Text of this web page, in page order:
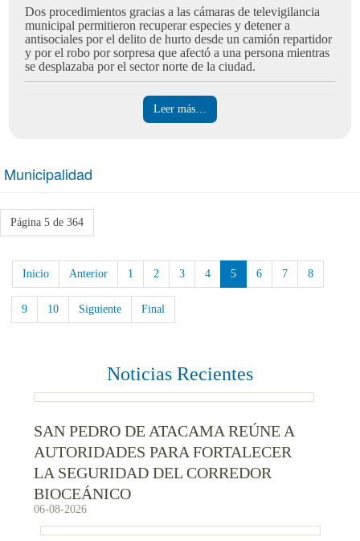
Dos procedimientos gracias a las cámaras de televigilancia
municipal permitieron recuperar especies y detener a
antisociales por el delito de hurto desde un camión repartidor
y por el robo por sorpresa que afectó a una persona mientras
se desplazaba por el sector norte de la ciudad.
Leer más…
Municipalidad
Página 5 de 364
Inicio Anterior 1 2 3 4 5 6 7 8
9 10 Siguiente Final
Noticias Recientes
SAN PEDRO DE ATACAMA REÚNE A
AUTORIDADES PARA FORTALECER
LA SEGURIDAD DEL CORREDOR
BIOCEÁNICO
06-08-2026